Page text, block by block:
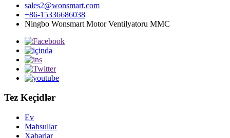
sales2@wonsmart.com
+86-15336686038
Ningbo Wonsmart Motor Ventilyatoru MMC
Tez Keçidlər
Ev
Məhsullar
Xəbərlər